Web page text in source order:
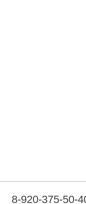
8-920-375-50-